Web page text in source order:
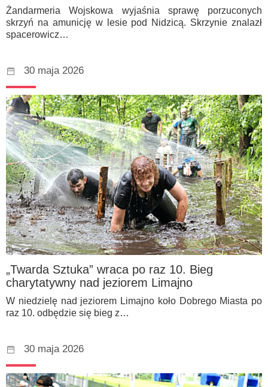
Żandarmeria Wojskowa wyjaśnia sprawę porzuconych
skrzyń na amunicję w lesie pod Nidzicą. Skrzynie znalazł
spacerowicz…
30 maja 2026
„Twarda Sztuka” wraca po raz 10. Bieg
charytatywny nad jeziorem Limajno
W niedzielę nad jeziorem Limajno koło Dobrego Miasta po
raz 10. odbędzie się bieg z…
30 maja 2026